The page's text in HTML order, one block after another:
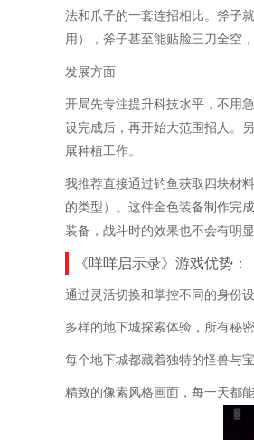
法和爪子的一套连招相比。斧子
用），斧子甚至能贴脸三刀全空
发展方面
开局先专注提升科技水平，不用
设完成后，再开始大范围招人。
展种植工作。
我推荐直接通过钓鱼获取四块材
的类型）。这件金色装备制作完
装备，战斗时的效果也不会有明显
《咩咩启示录》游戏优势：
通过灵活切换和掌控不同的身份
多样的地下城探索体验，所有秘
每个地下城都藏着独特的怪兽与
精致的像素风格画面，每一天都